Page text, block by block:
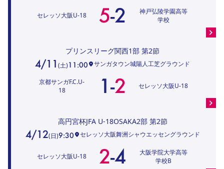
セレッソ大阪U-18 5-2
神戸弘陵学園高等
学校
プリンスリーグ関西1部 第2節
4/11 (土)11:00 サンガタウン城陽人工芝グラウンド
セレッソ大阪U-18
2
-
1
京都サンガF.C.U-
18
高円宮杯JFA U-18OSAKA2部 第2節
4/12(日)9:30 セレッソ大阪舞洲シャウエッセングラウンド
セレッソ大阪U-18 2-4
大阪学院大学高等
学校B